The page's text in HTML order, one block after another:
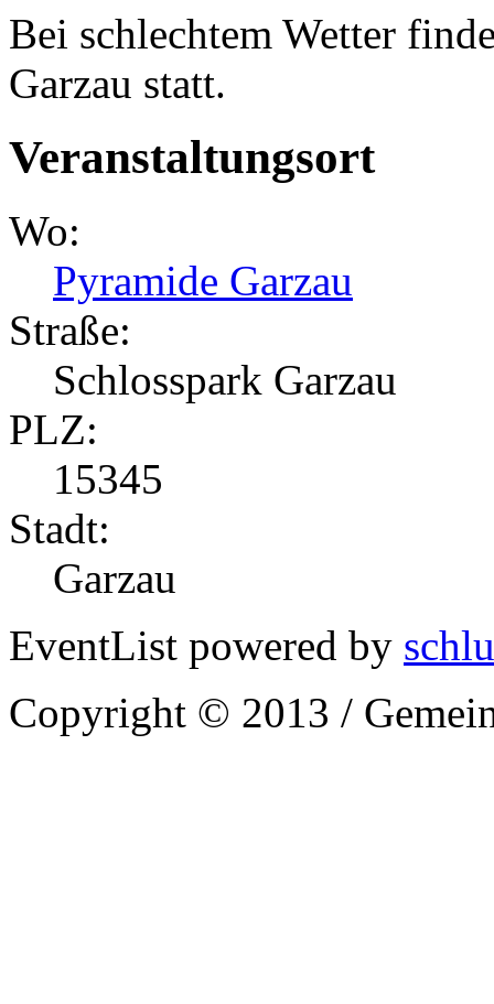
Bei schlechtem Wetter
Garzau statt.
Veranstaltungsort
Wo:
Pyramide Garzau
Straße:
Schlosspark Garzau
PLZ:
15345
Stadt:
Garzau
EventList powered by
Copyright © 2013 /